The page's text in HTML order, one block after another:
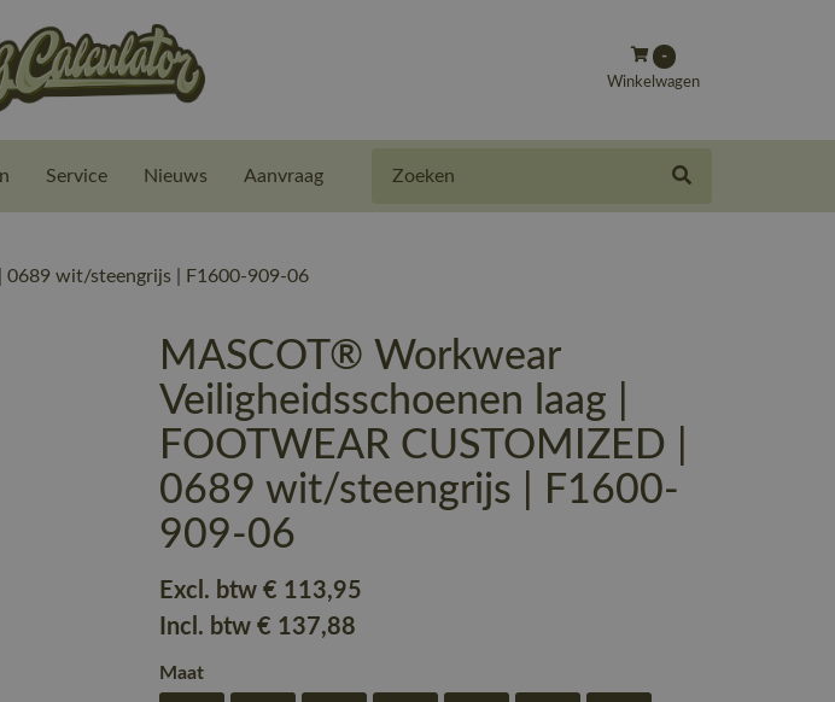
-
Winkelwagen
Service Nieuws Aanvraag
0689 wit/steengrijs | F1600-909-06
MASCOT® Workwear
Veiligheidsschoenen laag |
FOOTWEAR CUSTOMIZED |
0689 wit/steengrijs | F1600-
909-06
Excl. btw€ 113,95
Incl. btw€ 137,88
Maat